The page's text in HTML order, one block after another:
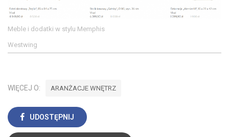
Meble i dodatki w stylu Memphis
Westwing
WIĘCEJ O: ARANŻACJE WNĘTRZ
UDOSTĘPNIJ